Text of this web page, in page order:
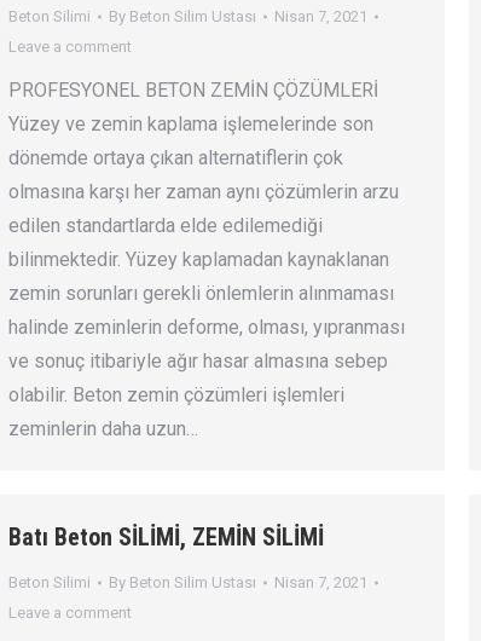
Beton Silimi By Beton Silim Ustası
Nisan 7, 2021
Leave a comment
PROFESYONEL BETON ZEMİN ÇÖZÜMLERİ
Yüzey ve zemin kaplama işlemelerinde son
dönemde ortaya çıkan alternatiflerin çok
olmasına karşı her zaman aynı çözümlerin arzu
edilen standartlarda elde edilemediği
bilinmektedir. Yüzey kaplamadan kaynaklanan
zemin sorunları gerekli önlemlerin alınmaması
halinde zeminlerin deforme, olması, yıpranması
ve sonuç itibariyle ağır hasar almasına sebep
olabilir. Beton zemin çözümleri işlemleri
zeminlerin daha uzun…
Batı Beton SİLİMİ, ZEMİN SİLİMİ
Beton Silimi By Beton Silim Ustası
Nisan 7, 2021
Leave a comment